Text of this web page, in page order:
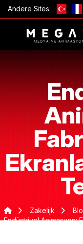
Andere Sites:
Zakelijk
Endüstriyel Animasyon: